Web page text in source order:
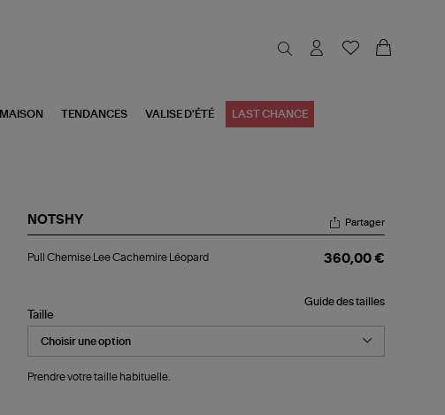
MAISON TENDANCES VALISE D'ÉTÉ LAST CHANCE
NOTSHY
Chemise
Partager
Pull Chemise Lee Cachemire Léopard 360,00 €
Guide des tailles
Taille
Prendre votre taille habituelle.